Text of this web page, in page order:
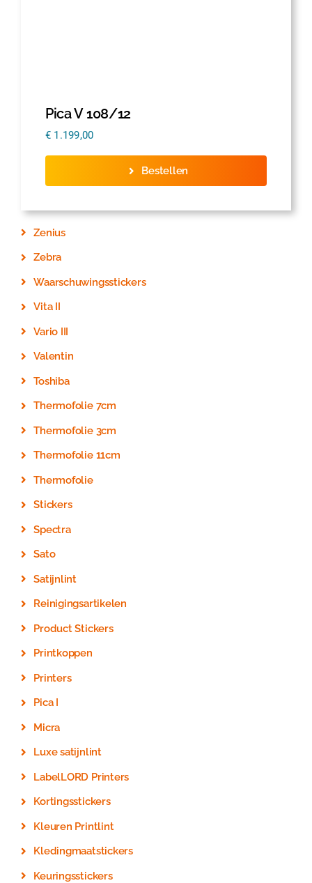
Zenius
Zebra
Waarschuwingsstickers
Vita II
Vario III
Valentin
Toshiba
Thermofolie 7cm
Thermofolie 3cm
Thermofolie 11cm
Thermofolie
Stickers
Spectra
Sato
Satijnlint
Reinigingsartikelen
Product Stickers
Printkoppen
Printers
Pica I
Micra
Luxe satijnlint
LabelLORD Printers
Kortingsstickers
Kleuren Printlint
Kledingmaatstickers
Keuringsstickers
Pica V 108/12
€ 1.199,00
Bestellen